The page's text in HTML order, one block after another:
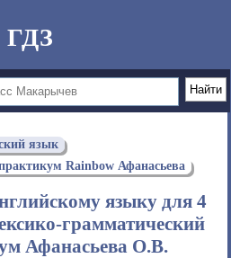
ГДЗ
язык
Rainbow Афанасьева
языку для 4
грамматический
Афанасьева О.В.